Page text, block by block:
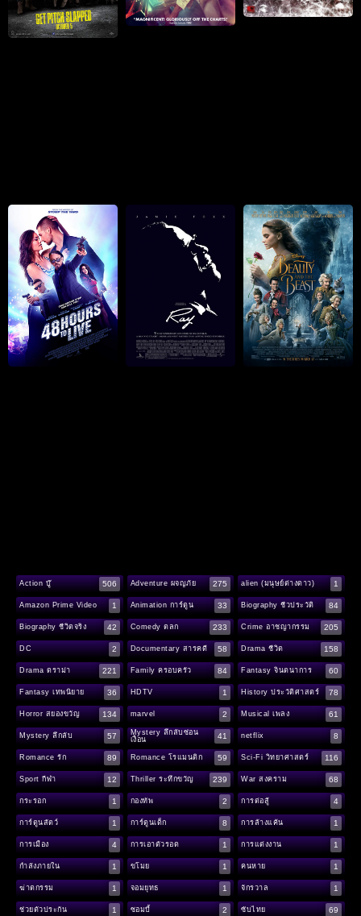
Action บู๊ 506 Adventure ผจญภัย 275 alien (มนุษย์ต่างดาว) 1
Amazon Prime Video 1 Animation การ์ตูน 33 Biography ชีวประวัติ 84
Biography ชีวิตจริง 42 Comedy ตลก 233 Crime อาชญากรรม 205
DC 2 Documentary สารคดี 58 Drama ชีวิต 158
Drama ดราม่า 221 Family ครอบครัว 84 Fantasy จินตนาการ 60
Fantasy เทพนิยาย 36 HDTV 1 History ประวัติศาสตร์ 78
Horror สยองขวัญ 134 marvel 2 Musical เพลง 61
Mystery ลึกลับ 57
Mystery ลึกลับซ่อน
เงื่อน
41 netflix 8
Romance รัก 89 Romance โรแมนติก 59 Sci-Fi วิทยาศาสตร์ 116
Sport กีฬา 12 Thriller ระทึกขวัญ 239 War สงคราม 68
กระรอก 1 กองทัพ 2 การต่อสู้ 4
การ์ตูนสัตว์ 1 การ์ตูนเด็ก 8 การล้างแค้น 1
การเมือง 4 การเอาตัวรอด 1 การแต่งงาน 1
กำลังภายใน 1 ขโมย 1 คนหาย 1
ฆ่าตกรรม 1 จอมยุทธ 1 จักรวาล 1
ช่วยตัวประกัน 1 ซอมบี้ 2 ซับไทย 69